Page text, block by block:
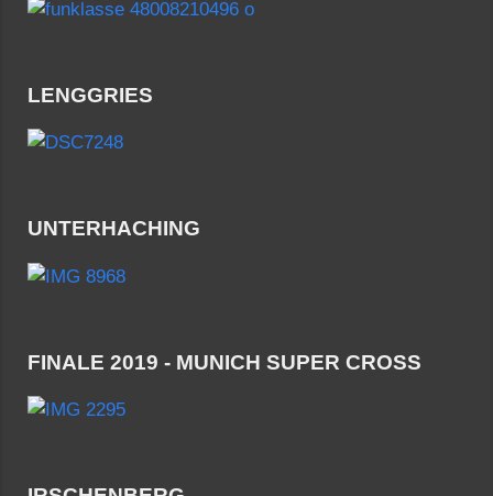
LENGGRIES
UNTERHACHING
FINALE 2019 - MUNICH SUPER CROSS